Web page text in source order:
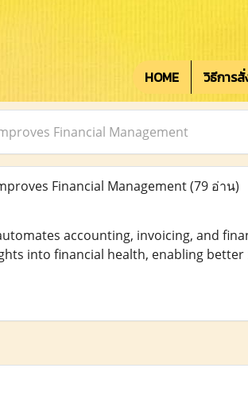
HOME วิธีการ
Financial Management
Financial Management(79 อ่าน)
accounting, invoicing, and
into financial health, enabling